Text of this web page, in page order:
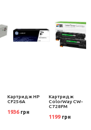
Картридж HP
CF256A
1936 грн
Картридж
ColorWay CW-
C728FM
1199 грн